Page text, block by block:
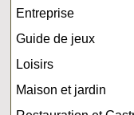
Entreprise
Guide de jeux
Loisirs
Maison et jardin